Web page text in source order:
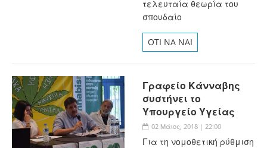
τελευταία θεωρία του
σπουδαίο
OTI NA NAI
Γραφείο Κάνναβης
συστήνει το
Υπουργείο Υγείας
02 Μάιος, 2018 | 22:00
Για τη νομοθετική ρύθμιση